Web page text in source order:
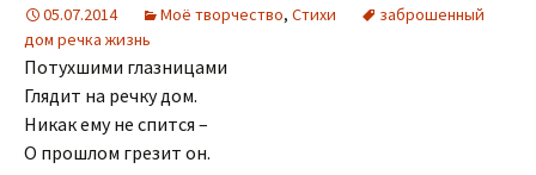
05.07.2014 Моё творчество, Стихи
заброшенный
дом речка жизнь
Потухшими глазницами
Глядит на речку дом.
Никак ему не спится –
О прошлом грезит он.